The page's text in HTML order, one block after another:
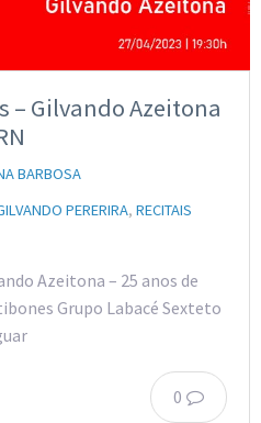
– Gilvando Azeitona
BARBOSA
PERERIRA, RECITAIS
Azeitona – 25 anos de
Grupo Labacé Sexteto
0